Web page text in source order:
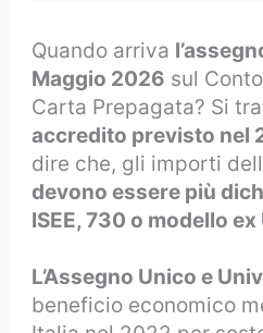
Quando arriva
Maggio 2026 sul
Carta Prepagata? Si
accredito previsto nel
dire che, gli importi
devono essere più
ISEE, 730 o modello ex
L’Assegno Unico e
beneficio economico